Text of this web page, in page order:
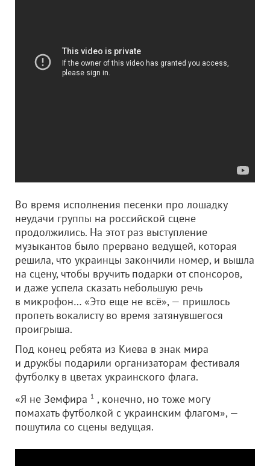
Во время исполнения песенки про лошадку
неудачи группы на российской сцене
продолжились. На этот раз выступление
музыкантов было прервано ведущей, которая
решила, что украинцы закончили номер, и вышла
на сцену, чтобы вручить подарки от спонсоров,
и даже успела сказать небольшую речь
в микрофон… «Это еще не всё», — пришлось
пропеть вокалисту во время затянувшегося
проигрыша.
Под конец ребята из Киева в знак мира
и дружбы подарили организаторам фестиваля
футболку в цветах украинского флага.
«Я не Земфира 1 , конечно, но тоже могу
помахать футболкой с украинским флагом», —
пошутила со сцены ведущая.